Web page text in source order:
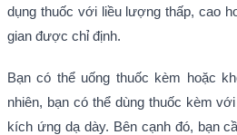
dụng thuốc với liều lượng thấp, cao
gian được chỉ định.
Bạn có thể uống thuốc kèm hoặc
nhiên, bạn có thể dùng thuốc kèm
kích ứng dạ dày. Bên cạnh đó, bạn